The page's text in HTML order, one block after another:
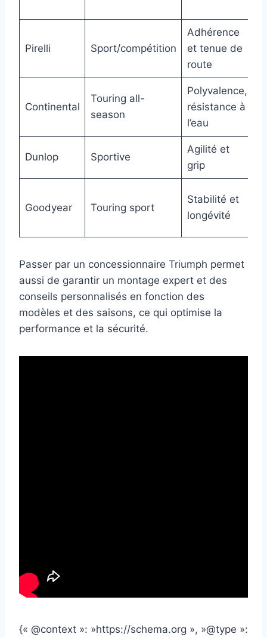
Pirelli Sport/compétition
Adhérence
et tenue de
route
Continental
Touring all-
season
Polyvalence,
résistance à
l’eau
Dunlop Sportive
Agilité et
grip
Goodyear Touring sport
Stabilité et
longévité
Passer par un concessionnaire Triumph permet
aussi de garantir un montage expert et des
conseils personnalisés en fonction des
modèles et des saisons, ce qui optimise la
performance et la sécurité.
{« @context »: »https://schema.org », »@type »: